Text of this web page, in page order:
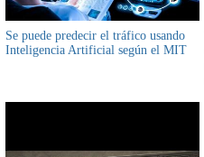
Se puede predecir el tráfico usando
Inteligencia Artificial según el MIT